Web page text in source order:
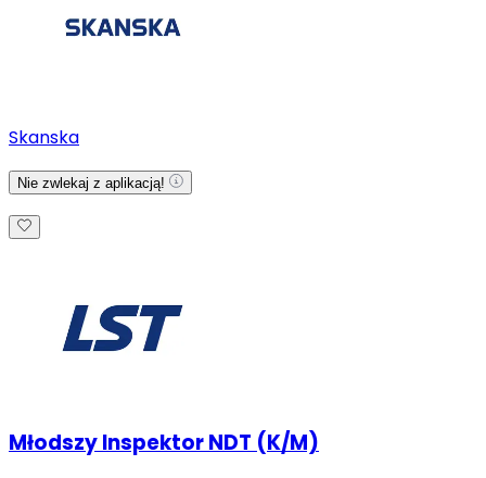
Skanska
Nie zwlekaj z aplikacją!
Młodszy Inspektor NDT (K/M)